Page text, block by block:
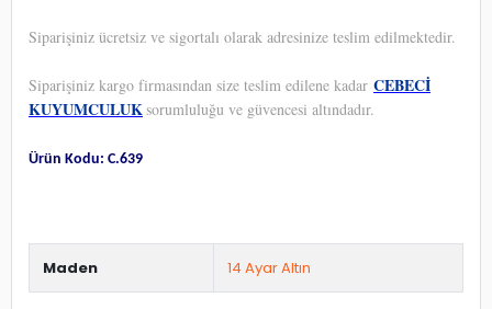
Siparişiniz ücretsiz ve sigortalı olarak adresinize teslim edilmektedir.
Siparişiniz kargo firmasından size teslim edilene kadar CEBECİ
KUYUMCULUKsorumluluğu ve güvencesi altındadır.
Ürün Kodu: C.639
Maden 14 Ayar Altın